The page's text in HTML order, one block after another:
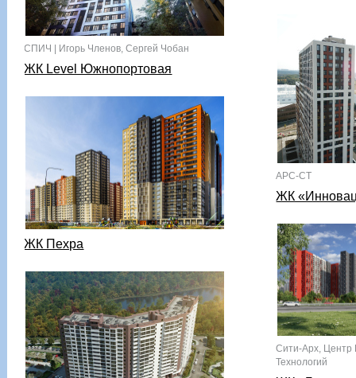
СПИЧ | Игорь Членов, Сергей Чобан
ЖК Level Южнопортовая
АРС-СТ
ЖК
ЖК Пехра
Сити-Арх, Центр
Технологий